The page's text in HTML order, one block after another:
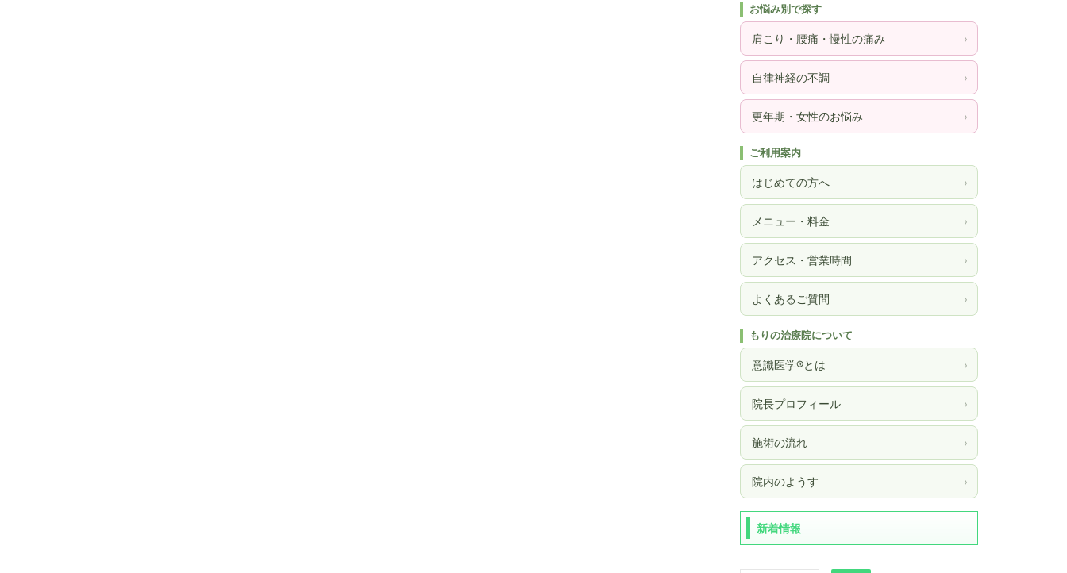
お悩み別で探す
肩こり・腰痛・慢性の痛み ›
自律神経の不調 ›
更年期・女性のお悩み ›
ご利用案内
はじめての方へ ›
メニュー・料金 ›
アクセス・営業時間 ›
よくあるご質問 ›
もりの治療院について
意識医学®とは ›
院長プロフィール ›
施術の流れ ›
院内のようす ›
新着情報